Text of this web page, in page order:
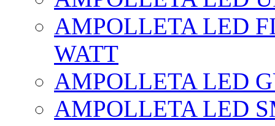
AMPOLLETA LED
WATT
AMPOLLETA LED
AMPOLLETA LED